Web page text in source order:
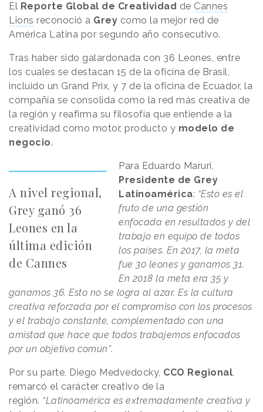
El Reporte Global de Creatividad de Cannes
Lions reconoció a Grey como la mejor red de
América Latina por segundo año consecutivo.
Tras haber sido galardonada con 36 Leones, entre
los cuales se destacan 15 de la oficina de Brasil,
incluido un Grand Prix, y 7 de la oficina de Ecuador, la
compañía se consolida como la red más creativa de
la región y reafirma su filosofía que entiende a la
creatividad como motor, producto y modelo de
negocio.
A nivel regional,
Grey ganó 36
Leones en la
última edición
de Cannes
Para Eduardo Maruri,
Presidente de Grey
Latinoamérica: “Esto es el
fruto de una gestión
enfocada en resultados y del
trabajo en equipo de todos
los países. En 2017, la meta
fue 30 leones y ganamos 31.
En 2018 la meta era 35 y
ganamos 36. Esto no se logra al azar. Es la cultura
creativa reforzada por el compromiso con los procesos
y el trabajo constante, complementado con una
amistad que hace que todos trabajemos enfocados
por un objetivo común”.
Por su parte, Diego Medvedocky, CCO Regional,
remarcó el carácter creativo de la
región. “Latinoamérica es extremadamente creativa y